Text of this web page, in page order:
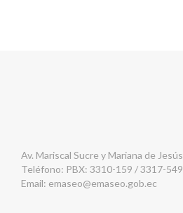
Av. Mariscal Sucre y Mariana de Jesús
Teléfono: PBX: 3310-159 / 3317-549
Email: emaseo@emaseo.gob.ec